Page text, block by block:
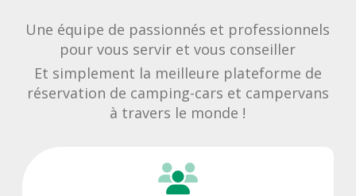
Une équipe de passionnés et professionnels
pour vous servir et vous conseiller
Et simplement la meilleure plateforme de
réservation de camping-cars et campervans
à travers le monde !